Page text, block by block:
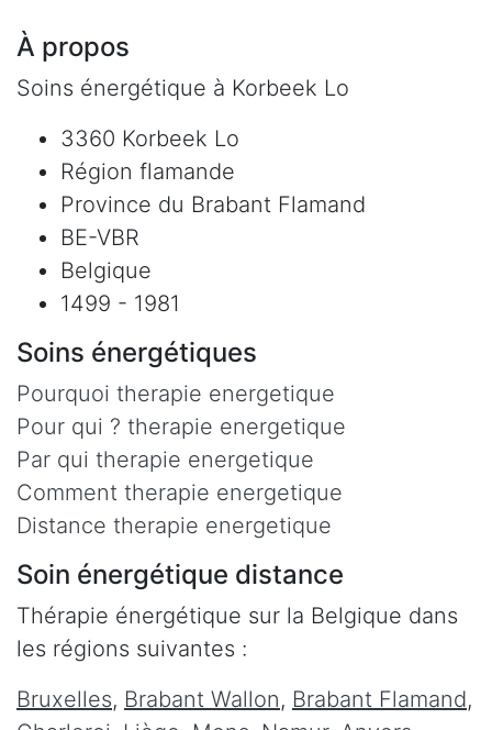
À propos
Soins énergétique à Korbeek Lo
3360 Korbeek Lo
Région flamande
Province du Brabant Flamand
BE-VBR
Belgique
1499 - 1981
Soins énergétiques
Pourquoi therapie energetique
Pour qui ? therapie energetique
Par qui therapie energetique
Comment therapie energetique
Distance therapie energetique
Soin énergétique distance
Thérapie énergétique sur la Belgique dans
les régions suivantes :
Bruxelles, Brabant Wallon, Brabant Flamand,